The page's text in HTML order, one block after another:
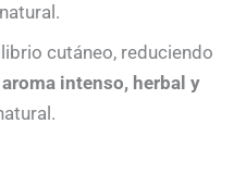
cutáneo, reduciendo
aroma intenso, herbal y